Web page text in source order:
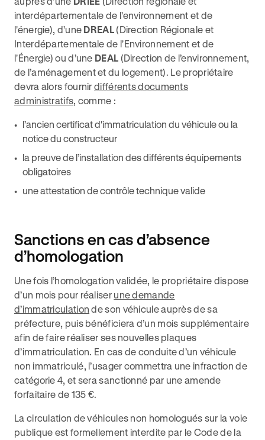
interdépartementale de l'environnement et de
l'énergie), d’une DREAL(Direction Régionale et
Interdépartementale de l'Environnement et de
l'Énergie) ou d’une DEAL (Direction de l’environnement,
de l’aménagement et du logement). Le propriétaire
devra alors fournirdifférents documents
administratifs, comme :
l’ancien certificat d'immatriculation du véhicule ou la
notice du constructeur
la preuve de l’installation des différents équipements
obligatoires
une attestation de contrôle technique valide
Sanctions en cas d’absence
d’homologation
Une fois l’homologation validée, le propriétaire dispose
d’un mois pour réaliser une demande
d’immatriculation de son véhicule auprès de sa
préfecture, puis bénéficiera d’un mois supplémentaire
afin de faire réaliser ses nouvelles plaques
d’immatriculation. En cas de conduite d’un véhicule
non immatriculé, l’usager commettra une infraction de
catégorie 4, et sera sanctionné par une amende
forfaitaire de 135 €.
La circulation de véhicules non homologués sur la voie
publique est formellement interdite par le Code de la